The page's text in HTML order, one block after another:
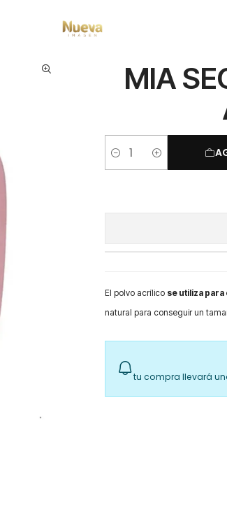
MIA
Cantidad
El polvo acrílico se utiliza
natural para conseguir un
tu compra llevará